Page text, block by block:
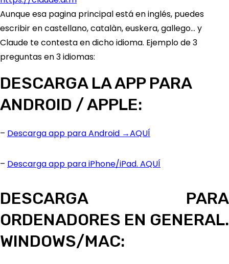
Aunque esa pagina principal está en inglés, puedes
escribir en castellano, catalàn, euskera, gallego… y
Claude te contesta en dicho idioma. Ejemplo de 3
preguntas en 3 idiomas:
DESCARGA LA APP PARA
ANDROID / APPLE:
– Descarga app para Android →AQUÍ
– Descarga app para iPhone/iPad. AQUÍ
DESCARGA PARA
ORDENADORES EN GENERAL.
WINDOWS/MAC: